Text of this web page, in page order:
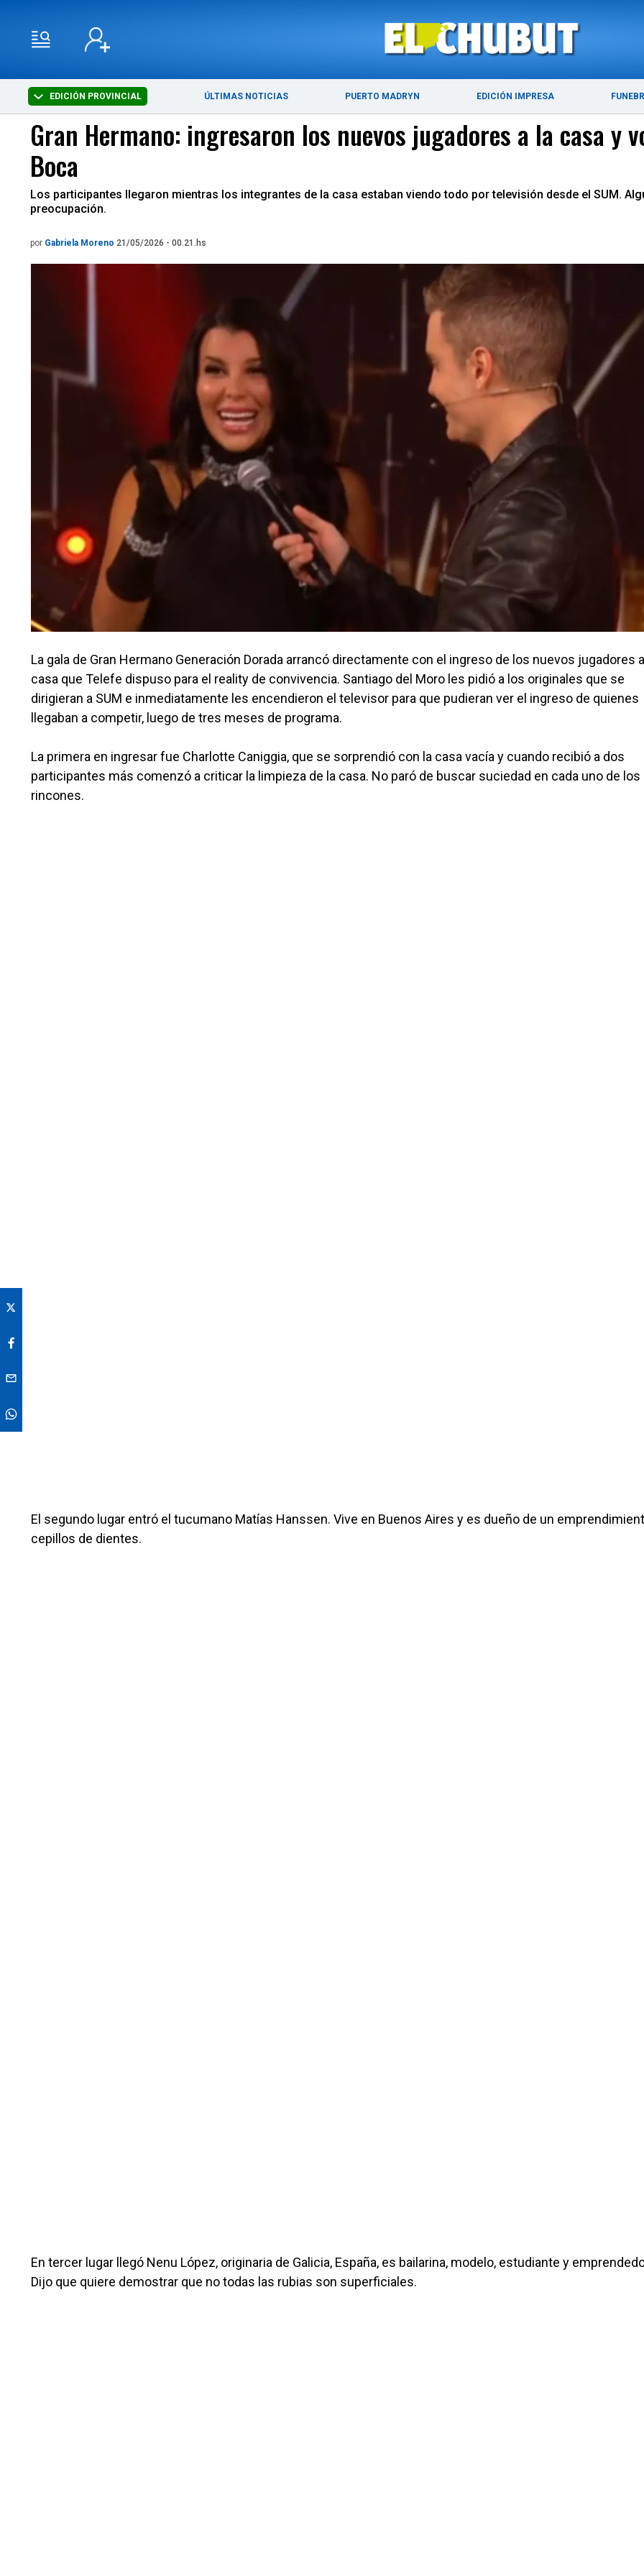
EDICIÓN PROVINCIAL ÚLTIMAS NOTICIAS PUERTO MADRYN EDICIÓN IMPRESA
ÚLTIMAS NOTICIAS PUERTO MADRYN
Gran Hermano: ingresaron los nuevos jugadores a la casa y
Boca
Los participantes llegaron mientras los integrantes de la casa estaban viendo todo por televisión desde el SUM.
preocupación.
por Gabriela Moreno 21/05/2026 - 00.21.hs
La gala de Gran Hermano Generación Dorada arrancó directamente con el ingreso de los nuevos jugadores
casa que Telefe dispuso para el reality de convivencia. Santiago del Moro les pidió a los originales que se
dirigieran a SUM e inmediatamente les encendieron el televisor para que pudieran ver el ingreso de quienes
llegaban a competir, luego de tres meses de programa.
La primera en ingresar fue Charlotte Caniggia, que se sorprendió con la casa vacía y cuando recibió a dos
participantes más comenzó a criticar la limpieza de la casa. No paró de buscar suciedad en cada uno de los
rincones.
El segundo lugar entró el tucumano Matías Hanssen. Vive en Buenos Aires y es dueño de un
cepillos de dientes.
En tercer lugar llegó Nenu López, originaria de Galicia, España, es bailarina, modelo, estudiante y
Dijo que quiere demostrar que no todas las rubias son superficiales.